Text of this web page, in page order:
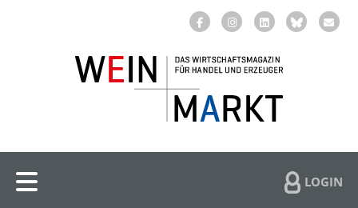
LOGIN